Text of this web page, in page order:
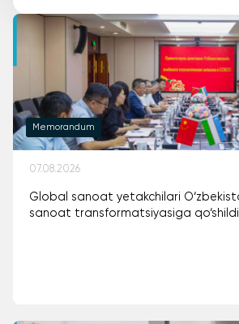
Memorandum
07.08.2026
Global sanoat yetakchilari
sanoat transformatsiyasiga qo‘shildi